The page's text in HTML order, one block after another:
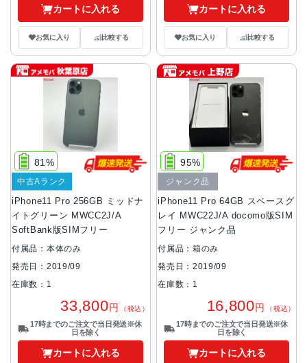
カートに入れる
お気に入り 比較する
カートに入れる
お気に入り 比較する
iPhone11 Pro 256GB ミッドナ
イトグリーン MWCC2J/A
SoftBank版SIMフリー
81%
中古Aランク
付属品：本体のみ
発売日：2019/09
在庫数：1
33,800円 （税込）
17時までのご注文で当日発送※休
日を除く
カートに入れる
iPhone11 Pro 64GB スペースグ
レイ MWC22J/A docomo版SIM
フリー ジャンク品
95%
ジャンク品
付属品：箱のみ
発売日：2019/09
在庫数：1
16,800円 （税込）
17時までのご注文で当日発送※休
日を除く
カートに入れる